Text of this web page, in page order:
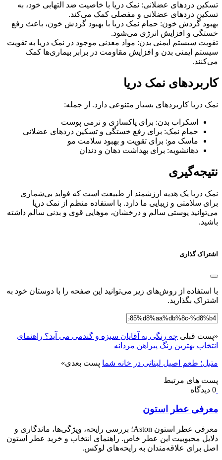
تسکین دردهای عضلانی: نمک دریا با خاصیت ضد التهابی خود، به
تسکین دردهای عضلانی و مفصلی کمک می‌کند.
بهبود گردش خون: حمام نمک دریا با بهبود گردش خون، باعث رفع
خستگی و افزایش انرژی می‌شود.
تقویت سیستم ایمنی بدن: مواد معدنی موجود در نمک دریا به تقویت
سیستم ایمنی بدن و افزایش مقاومت در برابر بیماری‌ها کمک
می‌کنند.
کاربردهای نمک دریا
نمک دریا کاربردهای بسیار متنوعی دارد. از جمله:
اسکراب بدن: برای پاکسازی و نرمی پوست
حمام نمک: برای رفع خستگی و تسکین دردهای عضلانی
ماسک مو: برای تقویت و بهبود سلامت مو
دهانشویه: برای بهداشت دهان و دندان
نتیجه‌گیری
نمک دریا یک هدیه ارزشمند از طبیعت است که فواید بی‌شماری
برای سلامتی و زیبایی ما دارد. با استفاده منظم از نمک دریا
می‌توانید پوستی سالم و درخشان، موهایی قوی و بدنی سالم داشته
باشید.
اشتراک گذاری
با استفاده از روش‌های زیر می‌توانید این صفحه را با دوستان خود به
اشتراک بگذارید.
«پست قبلی چه رنگی به آقایان سبزه و گندمی می آید؟ راهنمای
انتخاب بهترین رنگ پیراهن مردانه
متبل؛ طعم اصیل لبنانی در خانه شما پست بعدی»
پست های مرتبط
0 دیدگاه
معرفی عطر استون
معرفی عطر استون Aston؛ بررسی رایحه، ویژگی‌ها، ماندگاری و
دلایل محبوبیت این عطر خاص. راهنمای انتخاب و خرید عطر استون
اصل برای علاقه‌مندان به رایحه‌های لوکس.